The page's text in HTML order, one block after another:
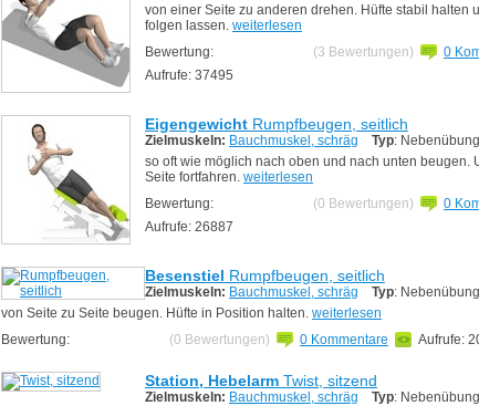
von einer Seite zu anderen drehen. Hüfte stabil halten
folgen lassen. weiterlesen
Bewertung:
(3 Bewertungen)
0
Aufrufe: 37495
Eigengewicht Rumpfbeugen, seitlich
Zielmuskeln: Bauchmuskel, schräg Typ: Nebenübung
so oft wie möglich nach oben und nach unten beugen.
Seite fortfahren. weiterlesen
Bewertung:
(0 Bewertungen)
0
Aufrufe: 26887
Besenstiel Rumpfbeugen, seitlich
Zielmuskeln: Bauchmuskel, schräg Typ: Nebenübung
von Seite zu Seite beugen. Hüfte in Position halten. weiterlesen
Bewertung:
(0 Bewertungen) 0 Kommentare Aufrufe:
Station, Hebelarm Twist, sitzend
Zielmuskeln: Bauchmuskel, schräg Typ: Nebenübung